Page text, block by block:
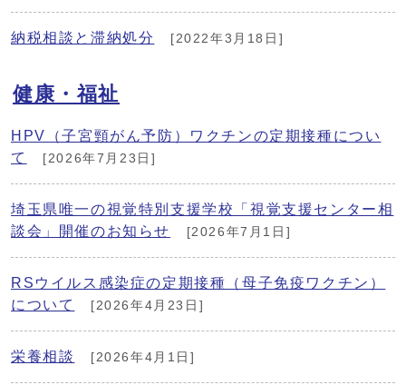
納税相談と滞納処分 [2022年3月18日]
健康・福祉
HPV（子宮頸がん予防）ワクチンの定期接種につい
て
[2026年7月23日]
埼玉県唯一の視覚特別支援学校「視覚支援センター相
談会」開催のお知らせ
[2026年7月1日]
RSウイルス感染症の定期接種（母子免疫ワクチン）
について
[2026年4月23日]
栄養相談 [2026年4月1日]